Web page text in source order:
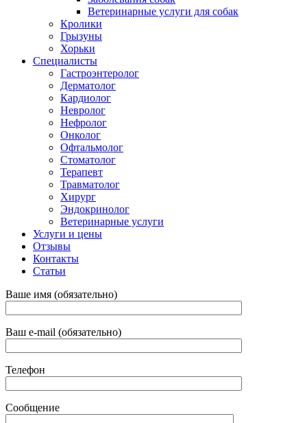
Ветеринарные услуги для собак
Кролики
Грызуны
Хорьки
Специалисты
Гастроэнтеролог
Дерматолог
Кардиолог
Невролог
Нефролог
Онколог
Офтальмолог
Стоматолог
Терапевт
Травматолог
Хирург
Эндокринолог
Ветеринарные услуги
Услуги и цены
Отзывы
Контакты
Статьи
Ваше имя (обязательно)
Ваш e-mail (обязательно)
Телефон
Сообщение